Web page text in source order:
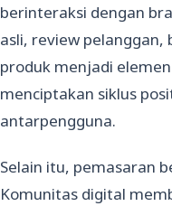
berinteraksi dengan
asli, review
produk menjadi
menciptakan siklus
antarpengguna.
Selain itu, pemasaran
Komunitas digital